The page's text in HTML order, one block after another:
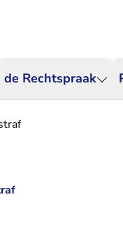
de Rechtspraak